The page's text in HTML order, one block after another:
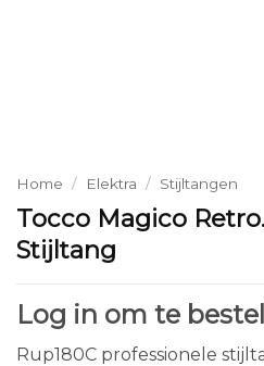
Home / Elektra / Stijltangen
Tocco Magico
Stijltang
Log in om te
Rup180C professionele